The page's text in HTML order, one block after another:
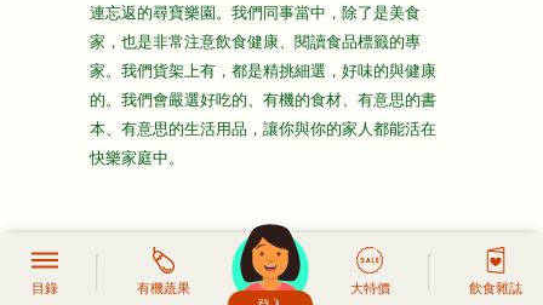
連忘返的尋寶樂園。我們同事當中，除了是美食
家，也是非常注意飲食健康、閱讀食品標籤的專
家。我們貨架上有，都是精挑細選，好味的與健康
的。我們會嚴選好吃的、有機的食材、有意思的書
本、有意思的生活用品，讓你與你的家人都能活在
快樂家庭中。
目錄
有機蔬果
大特價 飲食雜誌